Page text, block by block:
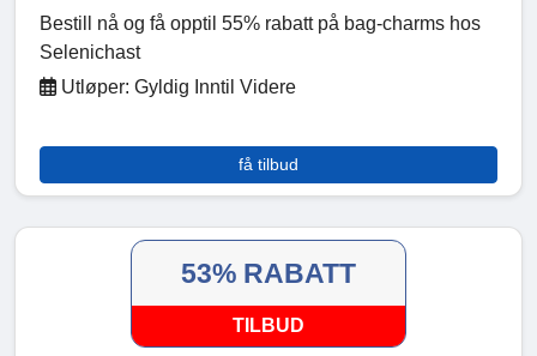
Bestill nå og få opptil 55% rabatt på bag-charms hos
Selenichast
Utløper: Gyldig Inntil Videre
få tilbud
53% RABATT
TILBUD